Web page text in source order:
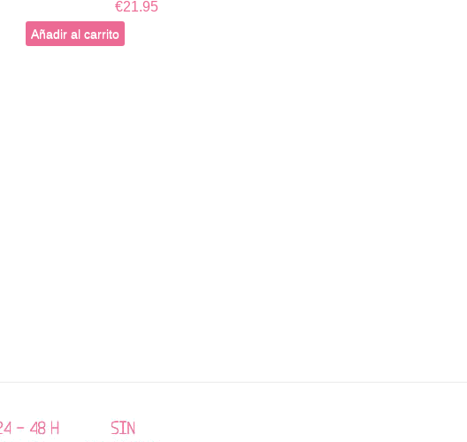
€21.95
Añadir al carrito